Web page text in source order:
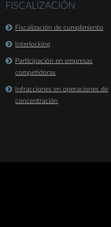
FISCALIZACIÓN
Fiscalización de cumplimiento
Interlocking
Participación en empresas
competidoras
Infracciones en operaciones de
concentración